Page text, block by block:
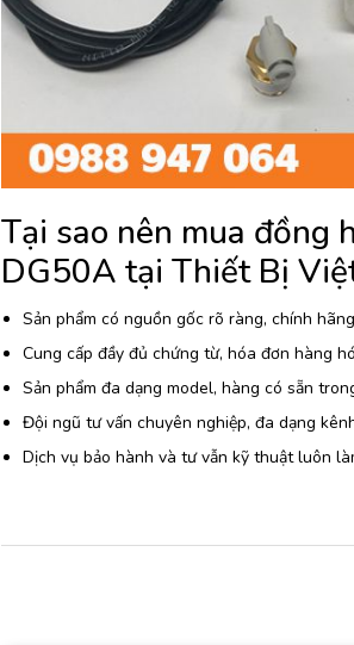
Tại sao nên mua đồng
DG50A tại Thiết Bị
Sản phẩm có nguồn gốc rõ ràng, chính
Cung cấp đầy đủ chứng từ, hóa đơn hàng
Sản phẩm đa dạng model, hàng có sẵn
Đội ngũ tư vấn chuyên nghiệp, đa dạng
Dịch vụ bảo hành và tư vẫn kỹ thuật luôn